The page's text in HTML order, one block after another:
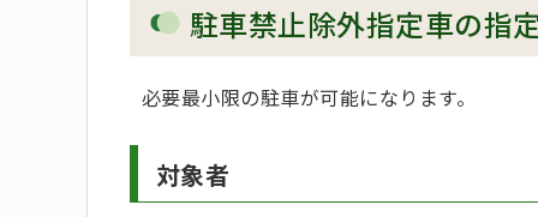
駐車禁止除外指定車の指定
必要最小限の駐車が可能になります。
対象者